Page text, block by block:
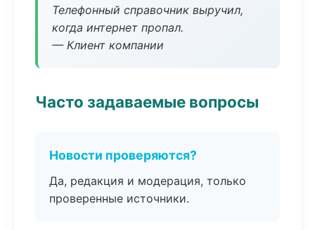
Телефонный справочник выручил,
когда интернет пропал.
— Клиент компании
Часто задаваемые вопросы
Новости проверяются?
Да, редакция и модерация, только
проверенные источники.